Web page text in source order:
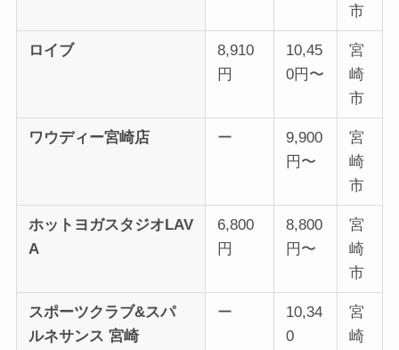
市
ロイブ
8,910
円
10,45
0円〜
宮
崎
市
ワウディー宮崎店 ー
9,900
円〜
宮
崎
市
ホットヨガスタジオLAV
A
6,800
円
8,800
円〜
宮
崎
市
スポーツクラブ&スパ
ルネサンス 宮崎
ー
10,34
0
宮
崎